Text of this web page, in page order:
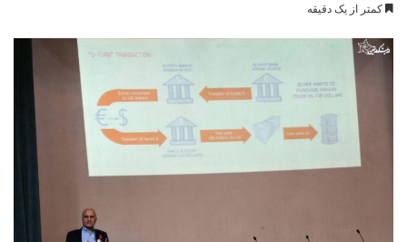
کمتر از یک دقیقه